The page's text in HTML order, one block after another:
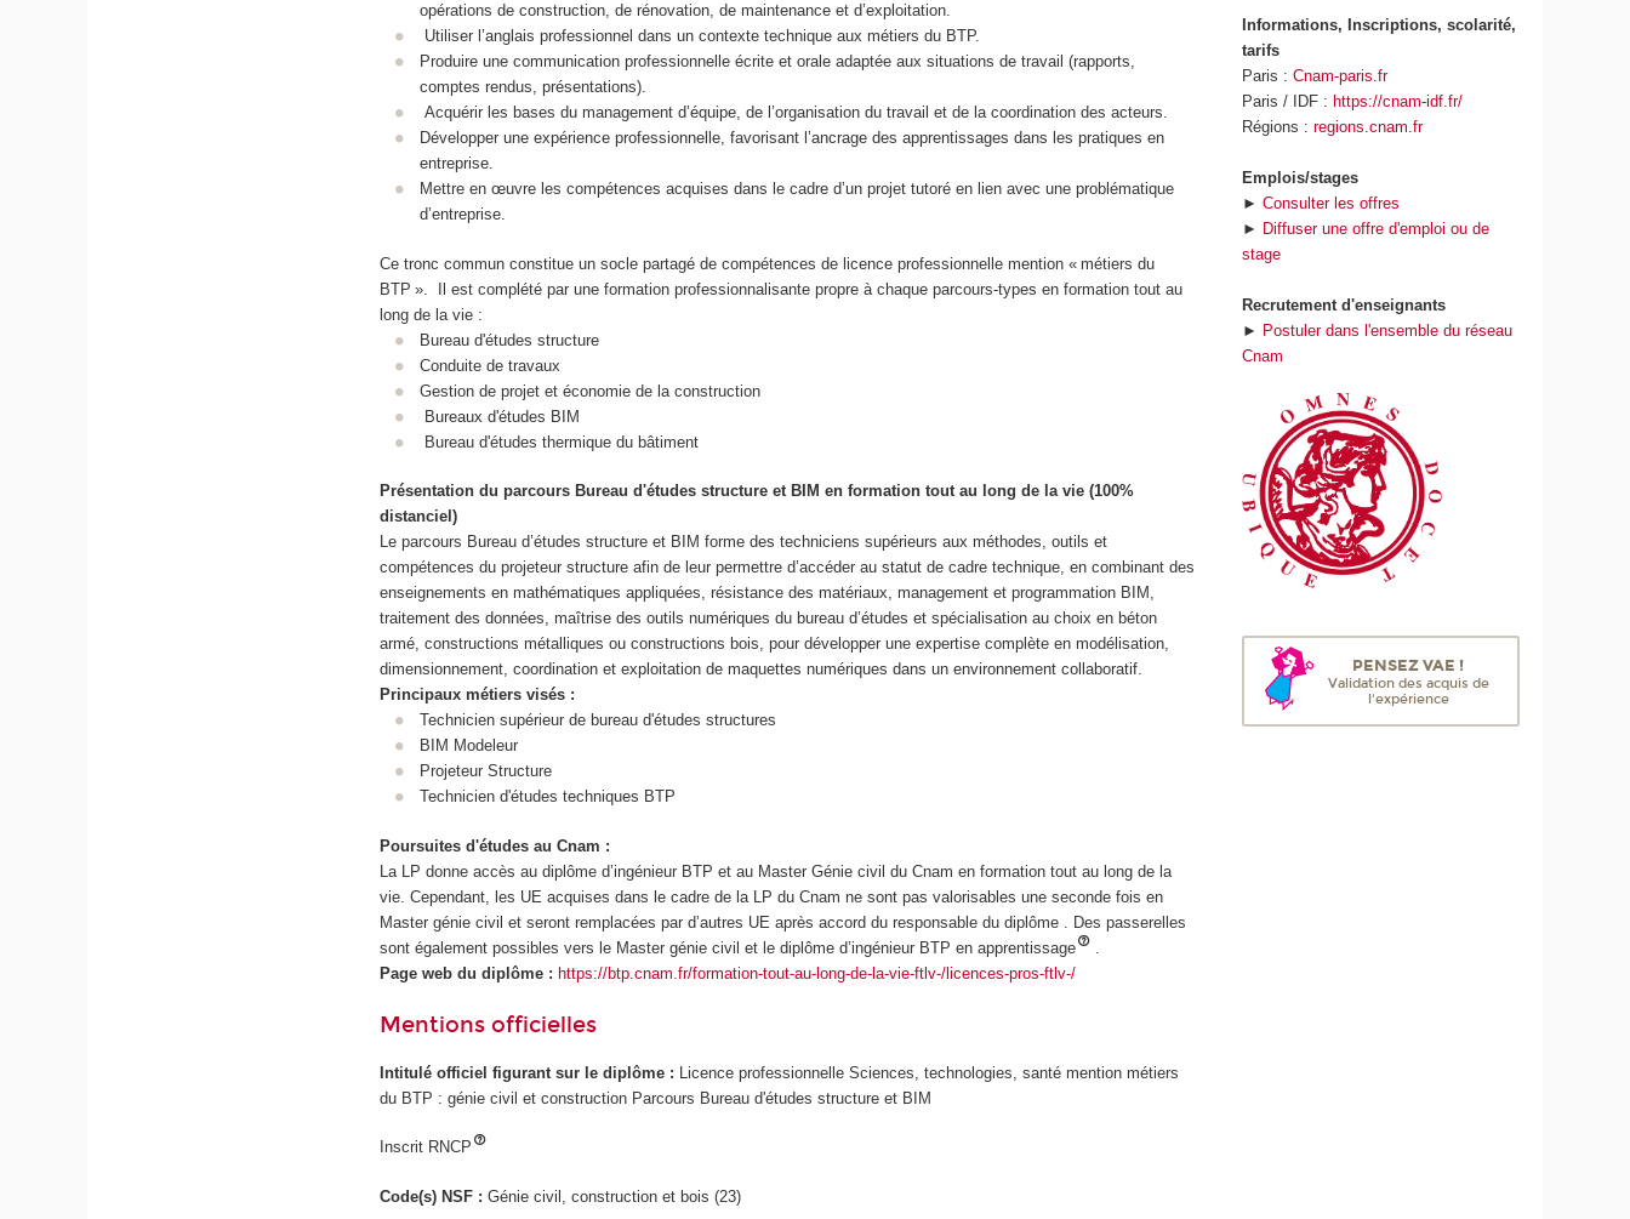
opérations de construction, de rénovation, de maintenance et d’exploitation.
Utiliser l’anglais professionnel dans un contexte technique aux métiers du BTP.
Produire une communication professionnelle écrite et orale adaptée aux situations de travail (rapports,
comptes rendus, présentations).
Acquérir les bases du management d’équipe, de l’organisation du travail et de la coordination des acteurs.
Développer une expérience professionnelle, favorisant l’ancrage des apprentissages dans les pratiques en
entreprise.
Mettre en œuvre les compétences acquises dans le cadre d’un projet tutoré en lien avec une problématique
d’entreprise.
Ce tronc commun constitue un socle partagé de compétences de licence professionnelle mention « métiers du
BTP ». Il est complété par une formation professionnalisante propre à chaque parcours-types en formation tout au
long de la vie :
Bureau d'études structure
Conduite de travaux
Gestion de projet et économie de la construction
Bureaux d'études BIM
Bureau d'études thermique du bâtiment
Présentation du parcours Bureau d'études structure et BIM en formation tout au long de la vie (100%
distanciel)
Le parcours Bureau d’études structure et BIM forme des techniciens supérieurs aux méthodes, outils et
compétences du projeteur structure afin de leur permettre d’accéder au statut de cadre technique, en combinant des
enseignements en mathématiques appliquées, résistance des matériaux, management et programmation BIM,
traitement des données, maîtrise des outils numériques du bureau d’études et spécialisation au choix en béton
armé, constructions métalliques ou constructions bois, pour développer une expertise complète en modélisation,
dimensionnement, coordination et exploitation de maquettes numériques dans un environnement collaboratif.
Principaux métiers visés :
Technicien supérieur de bureau d'études structures
BIM Modeleur
Projeteur Structure
Technicien d'études techniques BTP
Poursuites d'études au Cnam :
La LP donne accès au diplôme d’ingénieur BTP et au Master Génie civil du Cnam en formation tout au long de la
vie. Cependant, les UE acquises dans le cadre de la LP du Cnam ne sont pas valorisables une seconde fois en
Master génie civil et seront remplacées par d’autres UE après accord du responsable du diplôme . Des passerelles
sont également possibles vers le Master génie civil et le diplôme d’ingénieur BTP en apprentissage
Page web du diplôme : https://btp.cnam.fr/formation-tout-au-long-de-la-vie-ftlv-/licences-pros-ftlv-/
Mentions officielles
Intitulé officiel figurant sur le diplôme : Licence professionnelle Sciences, technologies, santé mention métiers
du BTP : génie civil et construction Parcours Bureau d'études structure et BIM
Inscrit RNCP
Code(s) NSF :Génie civil, construction et bois (23)
Informations, Inscriptions, scolarité,
tarifs
Paris :Cnam-paris.fr
Paris / IDF : https://cnam-idf.fr/
Régions :regions.cnam.fr
Emplois/stages
►Consulter les offres
► Diffuser une offre d'emploi ou de
stage
Recrutement d'enseignants
► Postuler dans l'ensemble du réseau
Cnam
PENSEZ VAE !
Validation des acquis de
l'expérience